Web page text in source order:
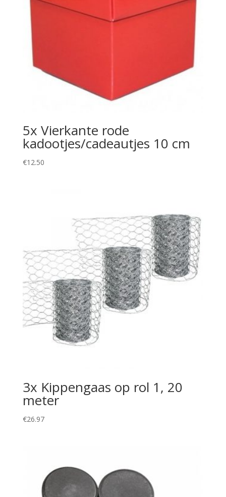
5x Vierkante rode
kadootjes/cadeautjes 10 cm
€12.50
3x Kippengaas op rol 1, 20
meter
€26.97